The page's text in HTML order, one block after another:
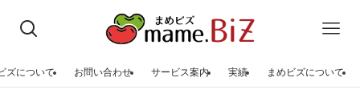
ズについて お問い合わせ サービス案内 実績 まめビズについて